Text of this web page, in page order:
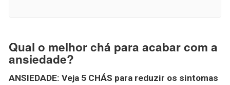
Qual o melhor chá para acabar com a
ansiedade?
ANSIEDADE: Veja 5 CHÁS para reduzir os sintomas